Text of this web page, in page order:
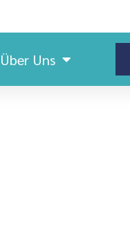
Über Uns